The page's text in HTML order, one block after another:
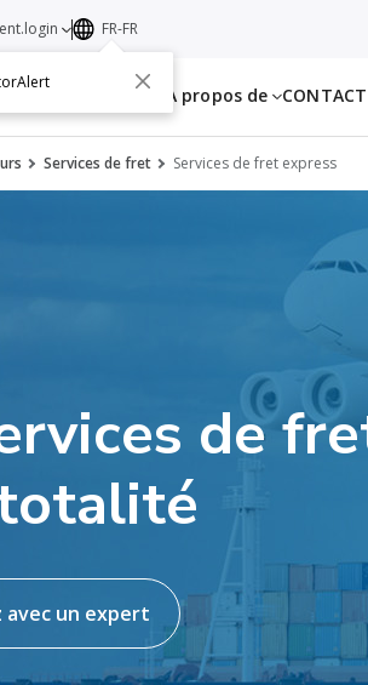
Ressources A propos de
FR-FR
Services de fret Services de fret express
de
avec un expert